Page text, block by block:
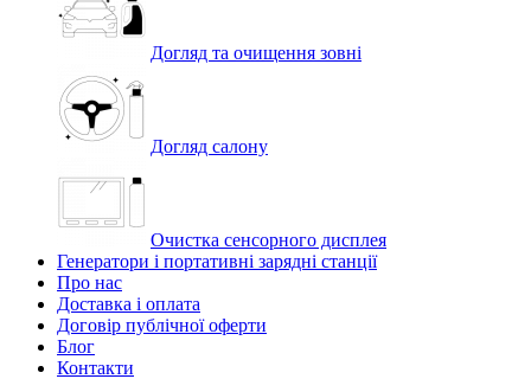
Догляд та очищення зовні
Догляд салону
Очистка сенсорного дисплея
Генератори і портативні зарядні станції
Про нас
Доставка і оплата
Договір публічної оферти
Блог
Контакти